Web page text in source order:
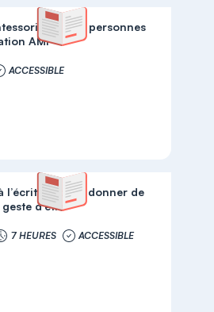
pour les personnes
AMI
ACCESSIBLE
l’écriture pour donner de
d’être
7 HEURES ACCESSIBLE